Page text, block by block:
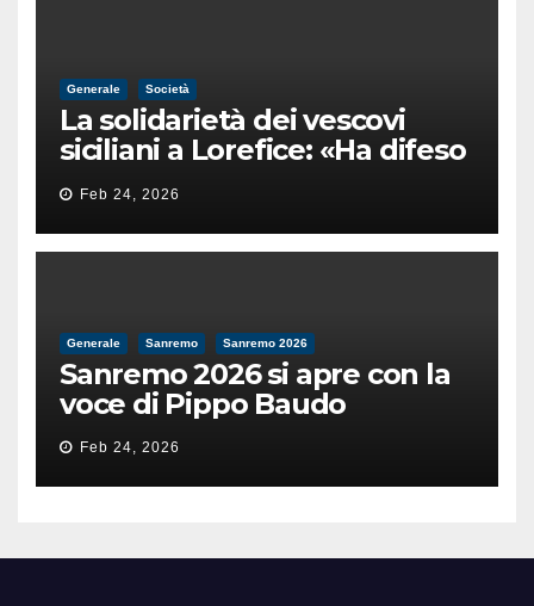
Generale Società
La solidarietà dei vescovi
siciliani a Lorefice: «Ha difeso
il valore e la dignità
dell’umanità»
Feb 24, 2026
Generale Sanremo Sanremo 2026
Sanremo 2026 si apre con la
voce di Pippo Baudo
Feb 24, 2026